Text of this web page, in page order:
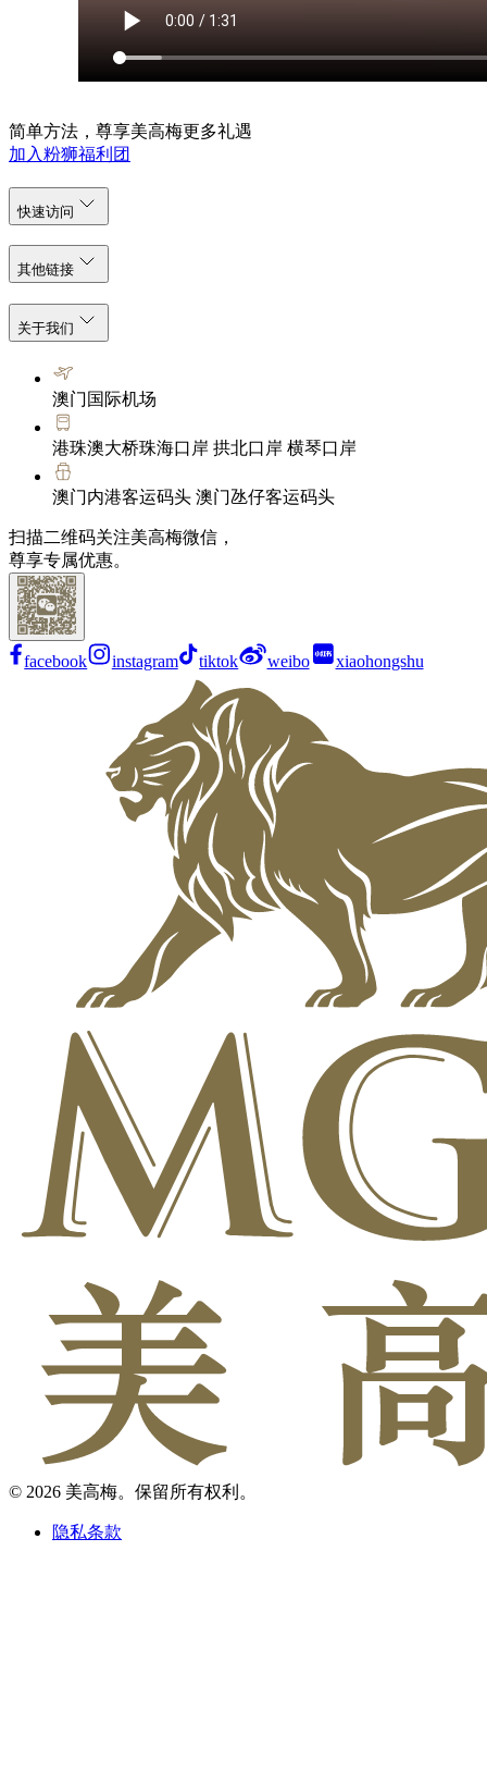
简单方法，尊享美高梅更多礼遇
加入粉狮福利团
快速访问
其他链接
关于我们
澳门国际机场
港珠澳大桥珠海口岸 拱北口岸 横琴口岸
澳门内港客运码头 澳门氹仔客运码头
扫描二维码关注美高梅微信，
尊享专属优惠。
facebook instagram tiktok weibo xiaohongshu
© 2026 美高梅。保留所有权利。
隐私条款